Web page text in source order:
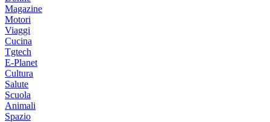
Magazine
Motori
Viaggi
Cucina
Tgtech
E-Planet
Cultura
Salute
Scuola
Animali
Spazio